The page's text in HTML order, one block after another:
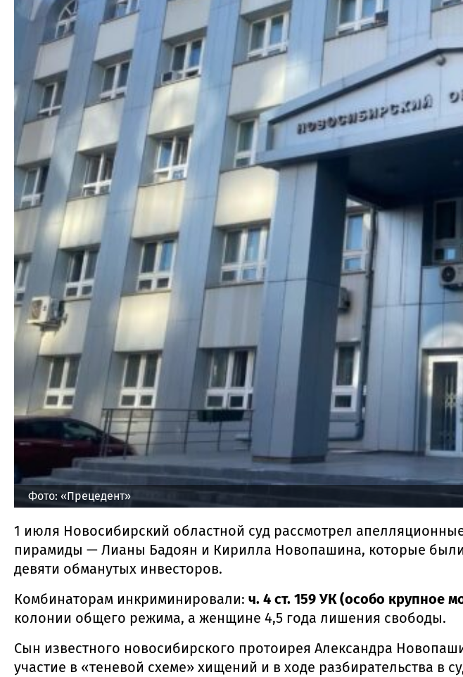
Фото: «Прецедент»
1 июля Новосибирский областной суд рассмотрел
пирамиды — Лианы Бадоян и Кирилла Новопашина, которые
девяти обманутых инвесторов.
Комбинаторам инкриминировали: ч. 4 ст. 159 УК (особо крупное
колонии общего режима, а женщине 4,5 года лишения свободы.
Сын известного новосибирского протоирея Александра
участие в «теневой схеме» хищений и в ходе разбирательства